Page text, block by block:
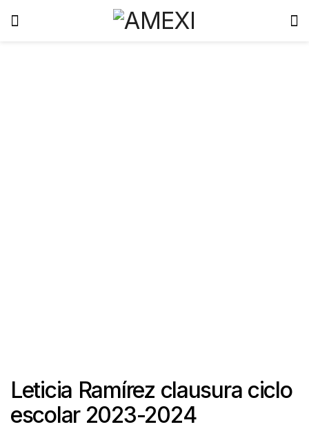
Leticia Ramírez clausura ciclo
escolar 2023-2024